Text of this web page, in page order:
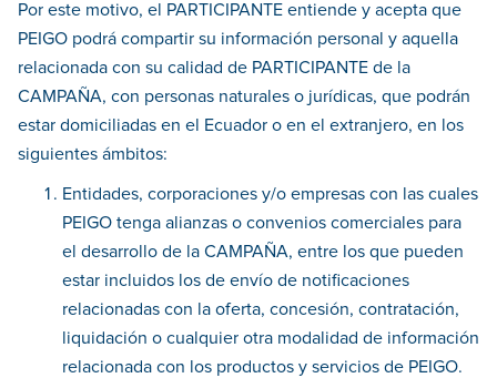
Por este motivo, el PARTICIPANTE entiende y acepta que
PEIGO podrá compartir su información personal y aquella
relacionada con su calidad de PARTICIPANTE de la
CAMPAÑA, con personas naturales o jurídicas, que podrán
estar domiciliadas en el Ecuador o en el extranjero, en los
siguientes ámbitos:
Entidades, corporaciones y/o empresas con las cuales
PEIGO tenga alianzas o convenios comerciales para
el desarrollo de la CAMPAÑA, entre los que pueden
estar incluidos los de envío de notificaciones
relacionadas con la oferta, concesión, contratación,
liquidación o cualquier otra modalidad de información
relacionada con los productos y servicios de PEIGO.